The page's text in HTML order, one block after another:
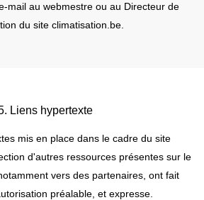
mail au webmestre ou au Directeur de
du site climatisation.be.
Liens hypertexte
mis en place dans le cadre du site
d'autres ressources présentes sur le
vers des partenaires, ont fait
préalable, et expresse.